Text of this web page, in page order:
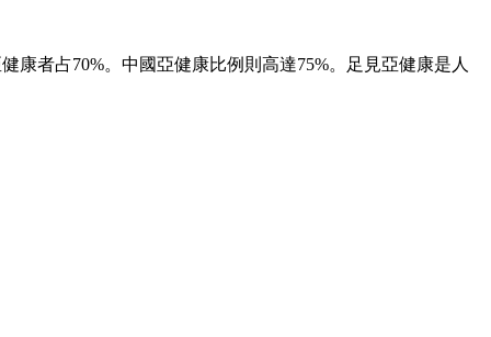
者占70%。中國亞健康比例則高達75%。足見亞健康是人